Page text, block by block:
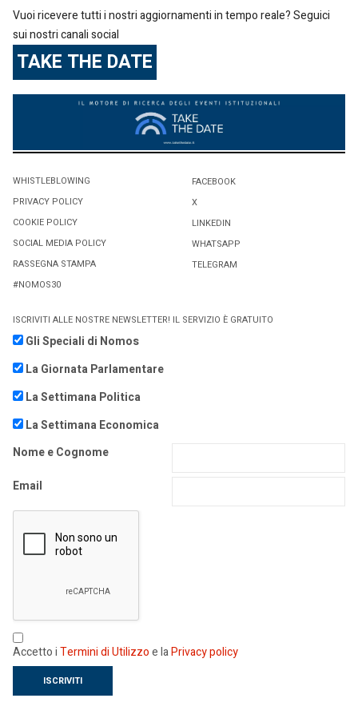
Vuoi ricevere tutti i nostri aggiornamenti in tempo reale? Seguici
sui nostri canali social
TAKE THE DATE
WHISTLEBLOWING
PRIVACY POLICY
COOKIE POLICY
SOCIAL MEDIA POLICY
RASSEGNA STAMPA
#NOMOS30
FACEBOOK
X
LINKEDIN
WHATSAPP
TELEGRAM
ISCRIVITI ALLE NOSTRE NEWSLETTER! IL SERVIZIO È GRATUITO
Gli Speciali di Nomos
La Giornata Parlamentare
La Settimana Politica
La Settimana Economica
Nome e Cognome
Email
Accetto iTermini di Utilizzoe laPrivacy policy